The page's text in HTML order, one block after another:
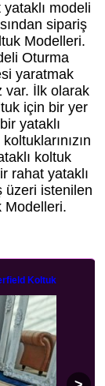
modeli
sipariş
Modelleri.
Oturma
yaratmak
var. İlk olarak
için bir yer
yataklı
koltuk
rahat yataklı
üzeri istenilen
Modelleri.
Koltuk